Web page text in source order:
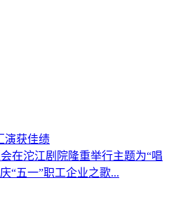
演获佳绩
在沱江剧院隆重举行主题为“唱
“五一”职工企业之歌...